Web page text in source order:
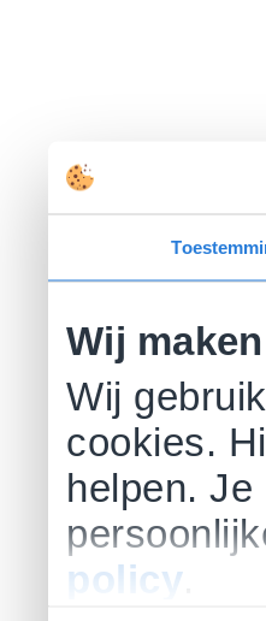
Wij
Wij
cookies.
helpen.
policy